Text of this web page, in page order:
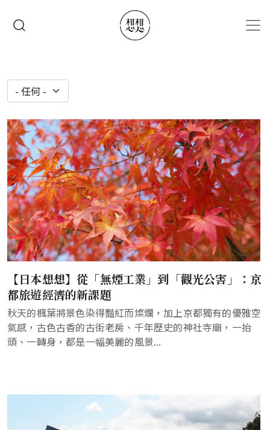
【日本想想】從「無煙工業」到「觀光公害」：京
都旅遊經濟的新課題
秋天的楓葉將景色染得豔紅而燦爛，加上京都獨有的優雅空
氣感，古色古香的古街老房、千年歷史的神社寺廟，一抬
頭、一轉身，都是一幅美麗的風景...